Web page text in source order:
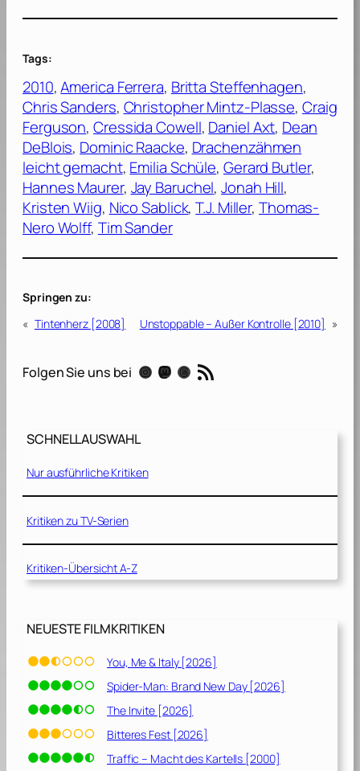
Tags:
2010, America Ferrera, Britta Steffenhagen
Chris Sanders, Christopher Mintz-Plasse, Craig
Ferguson, Cressida Cowell, Daniel Axt, Dean
DeBlois, Dominic Raacke, Drachenzähmen
leicht gemacht, Emilia Schüle, Gerard Butler
Hannes Maurer, Jay Baruchel, Jonah Hill
Kristen Wiig, Nico Sablick, T.J. Miller, Thomas-
Nero Wolff, Tim Sander
Springen zu:
« Tintenherz [2008] Unstoppable – Außer Kontrolle [2010] »
Folgen Sie uns bei Instagram Mastodon Threads RSS-Feed
SCHNELLAUSWAHL
Nur ausführliche Kritiken
Kritiken zu TV-Serien
Kritiken-Übersicht A-Z
NEUESTE FILMKRITIKEN
You, Me & Italy [2026]
Spider-Man: Brand New Day [2026]
The Invite [2026]
Bitteres Fest [2026]
Traffic – Macht des Kartells [2000]